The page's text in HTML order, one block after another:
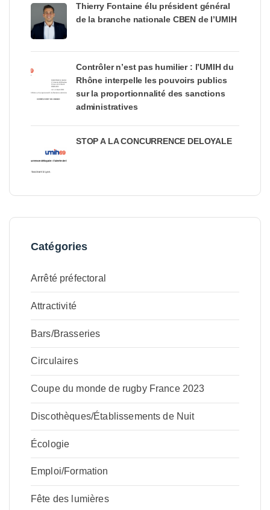
Thierry Fontaine élu président général
de la branche nationale CBEN de l’UMIH
Contrôler n’est pas humilier : l’UMIH du
Rhône interpelle les pouvoirs publics
sur la proportionnalité des sanctions
administratives
STOP A LA CONCURRENCE DELOYALE
Catégories
Arrêté préfectoral
Attractivité
Bars/Brasseries
Circulaires
Coupe du monde de rugby France 2023
Discothèques/Établissements de Nuit
Écologie
Emploi/Formation
Fête des lumières